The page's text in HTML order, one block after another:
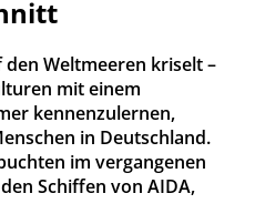
Weltmeeren kriselt –
mit einem
kennenzulernen,
in Deutschland.
im vergangenen
Schiffen von AIDA,